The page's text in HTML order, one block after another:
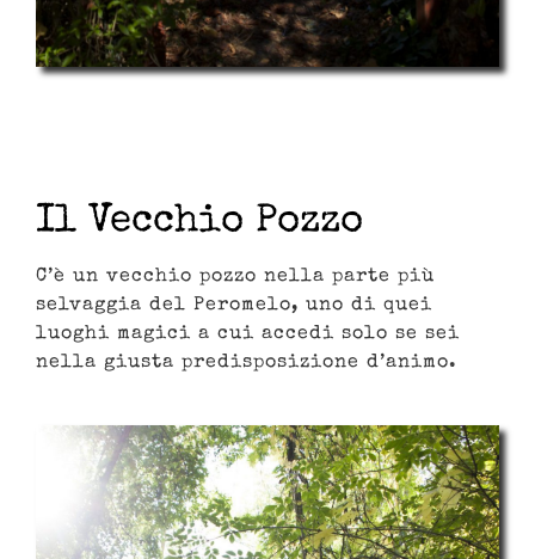
Il Vecchio Pozzo
C’è un vecchio pozzo nella parte più
selvaggia del Peromelo, uno di quei
luoghi magici a cui accedi solo se sei
nella giusta predisposizione d’animo.